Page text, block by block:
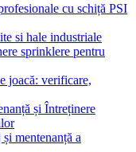
cu schiță PSI
si hale industriale
sprinklere pentru
joacă: verificare,
și Întreținere
mentenanță a